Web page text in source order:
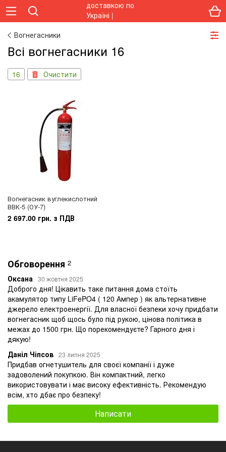
Вогнегасники
Всі вогнегасники 16
16 Очистити
Вогнегасник вуглекислотний
ВВК-5 (ОУ-7)
2 697.00 грн. з ПДВ
Обговорення 2
Оксана 30 жовтня 2025
Доброго дня! Цікавить таке питання дома стоїть
акамулятор типу LiFePO4 ( 120 Ампер ) як альтернативне
джерело електроенергії. Для власної безпеки хочу придбати
вогнегасник щоб щось було під рукою, цінова політика в
межах до 1500 грн. Що порекомендуєте? Гарного дня і
дякую!
Даніл Чіпсов 23 липня 2025
Придбав огнетушитель для своєї компанії і дуже
задоволений покупкою. Він компактний, легко
використовувати і має високу ефективність. Рекомендую
всім, хто дбає про безпеку!
Написати